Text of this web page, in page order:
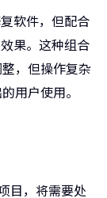
软件，但配合
果。这种组合
，但操作复杂
用户使用。
目，将需要处